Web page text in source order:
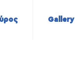
Gallery